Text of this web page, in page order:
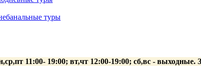
туры
11:00- 19:00; вт,чт 12:00-19:00; сб,вс - выходные.